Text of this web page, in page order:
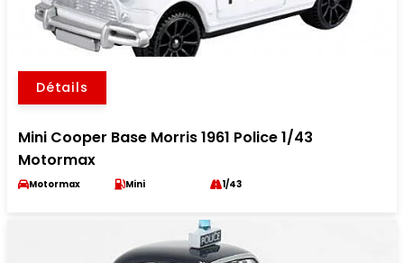
Détails
Mini Cooper Base Morris 1961 Police 1/43
Motormax
Motormax Mini 1/43